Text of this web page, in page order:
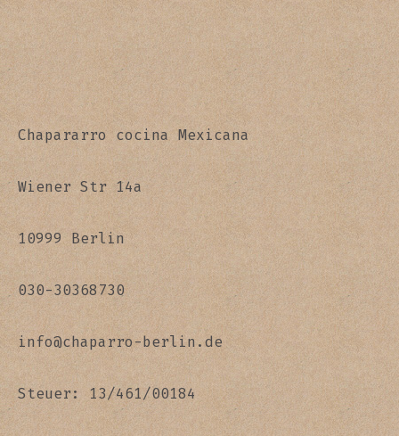
Chapararro cocina Mexicana
Wiener Str 14a
10999 Berlin
030-30368730
info@chaparro-berlin.de
Steuer: 13/461/00184